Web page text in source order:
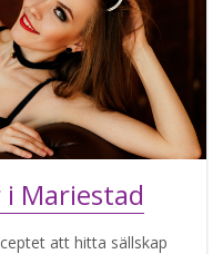
Mariestad
att hitta sällskap